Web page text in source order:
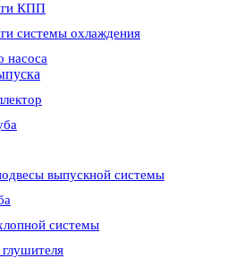
КПП
системы охлаждения
насоса
выпускной системы
системы